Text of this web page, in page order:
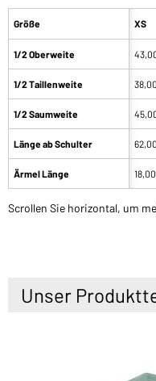
Größe
1/2 Oberweite
1/2 Taillenweite
1/2 Saumweite
Länge ab Schulter
Ärmel Länge
XS
Scrollen Sie horizontal, um
Unser